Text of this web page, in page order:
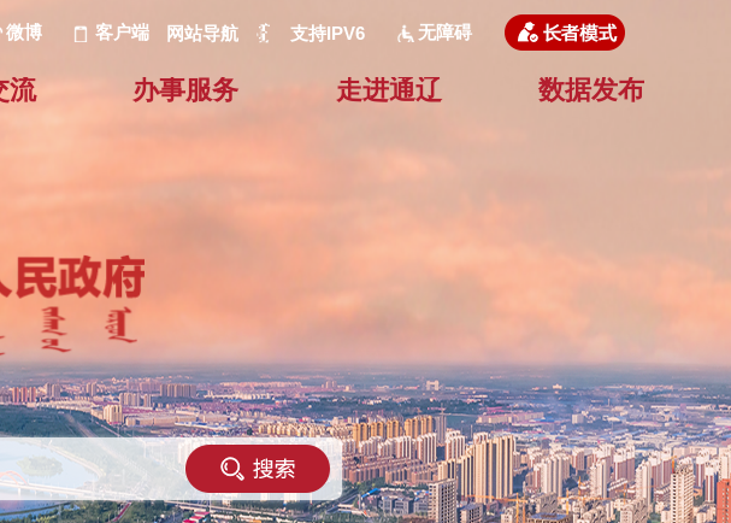
微博 客户端 网站导航 支持IPV6 无障碍
流 办事服务 走进通辽 数据发布